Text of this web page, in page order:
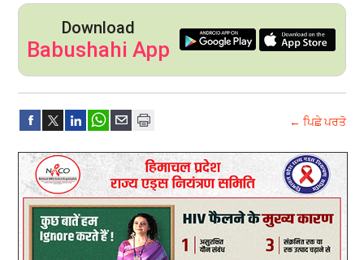
Download
Babushahi App
← ਪਿਛੇ ਪਰਤੋ